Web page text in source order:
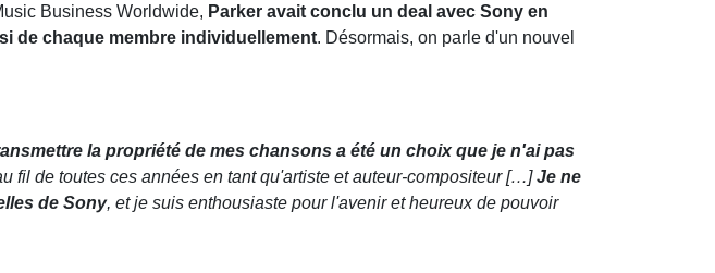
Business Worldwide, Parker avait conclu un deal avec Sony en
de chaque membre individuellement. Désormais, on parle d'un nouvel
la propriété de mes chansons a été un choix que je n'ai pas
fil de toutes ces années en tant qu'artiste et auteur-compositeur […]Je ne
de Sony, et je suis enthousiaste pour l'avenir et heureux de pouvoir